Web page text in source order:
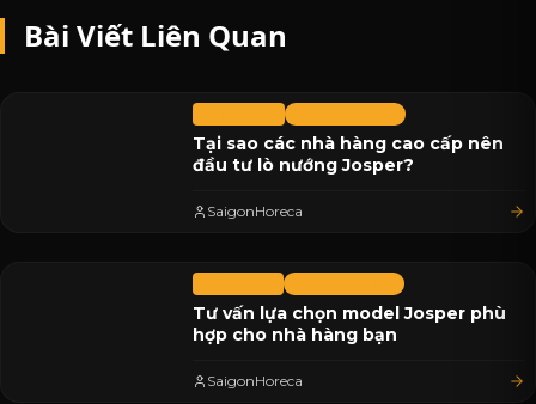
Bài Viết Liên Quan
Tại sao các nhà hàng cao cấp nên
đầu tư lò nướng Josper?
SaigonHoreca
Tư vấn lựa chọn model Josper phù
hợp cho nhà hàng bạn
SaigonHoreca